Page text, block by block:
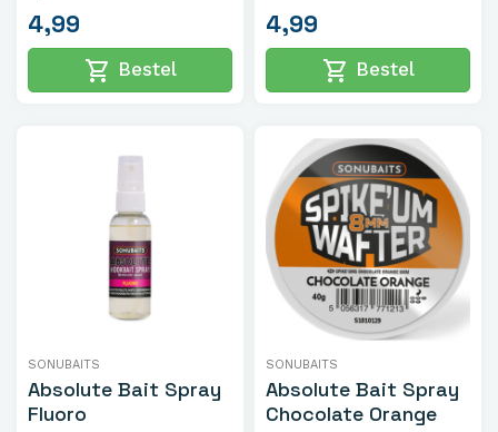
4,99
shopping_cart Bestel
4,99
shopping_cart Bestel
SONUBAITS
Absolute Bait Spray
Fluoro
SONUBAITS
Absolute Bait Spray
Chocolate Orange